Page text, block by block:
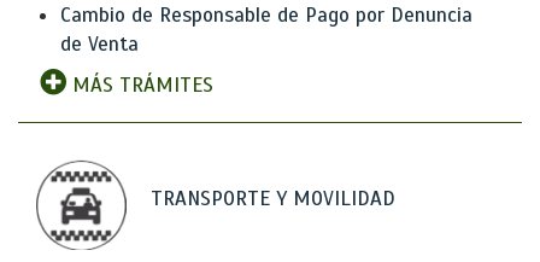
Cambio de Responsable de Pago por Denuncia
de Venta
MÁS TRÁMITES
TRANSPORTE Y MOVILIDAD